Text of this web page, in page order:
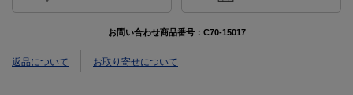
お問い合わせ商品番号： C70-15017
返品について お取り寄せについて